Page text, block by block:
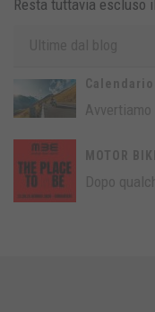
Calendario
Avvertiamo
MOTOR
Dopo
Resta tuttavia escluso